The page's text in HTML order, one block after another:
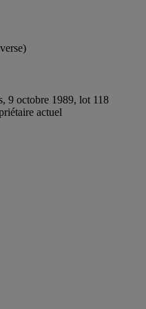
9 octobre 1989, lot 118
actuel